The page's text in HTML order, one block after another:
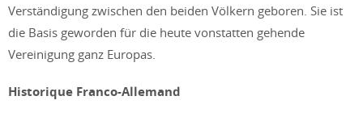
Verständigung zwischen den beiden Völkern geboren. Sie ist
die Basis geworden für die heute vonstatten gehende
Vereinigung ganz Europas.
Historique Franco-Allemand